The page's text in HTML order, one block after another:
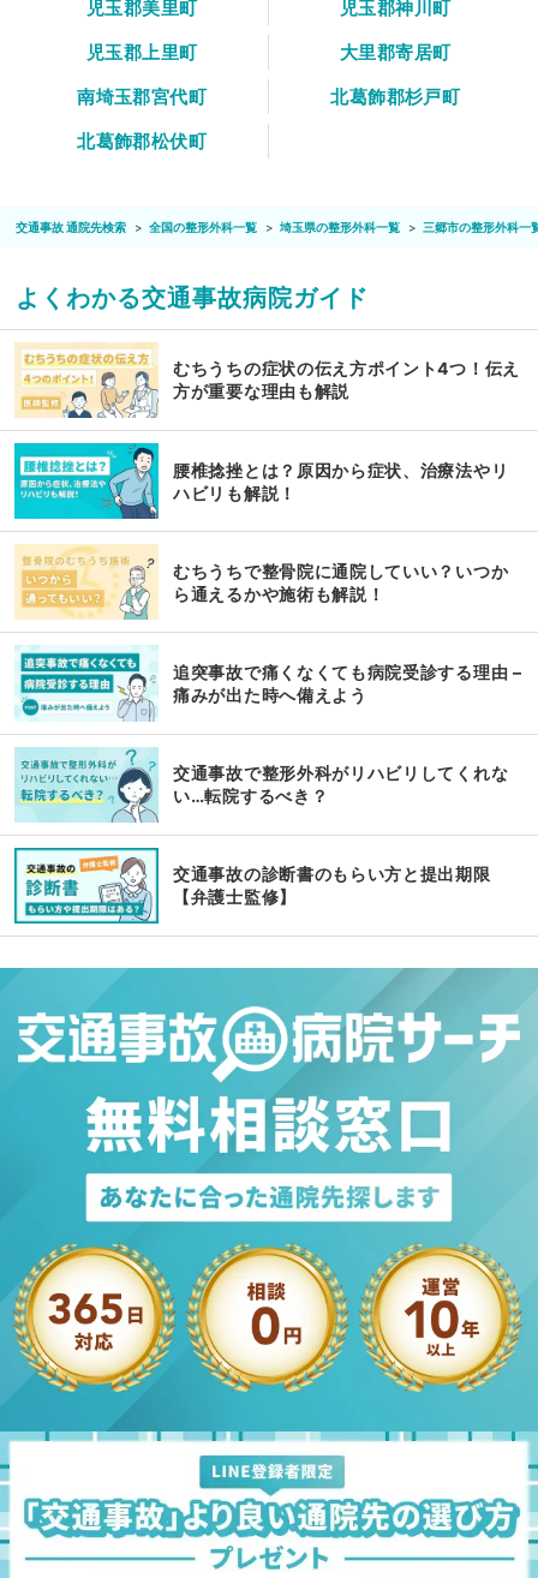
児玉郡美里町
児玉郡神川町
児玉郡上里町
大里郡寄居町
南埼玉郡宮代町
北葛飾郡杉戸町
北葛飾郡松伏町
交通事故 通院先検索 全国の整形外科一覧 埼玉県の整形外科一覧 三郷市の整形外科一
よくわかる交通事故病院ガイド
むちうちの症状の伝え方ポイント4つ！伝え
方が重要な理由も解説
腰椎捻挫とは？原因から症状、治療法やリ
ハビリも解説！
むちうちで整骨院に通院していい？いつか
ら通えるかや施術も解説！
追突事故で痛くなくても病院受診する理由 –
痛みが出た時へ備えよう
交通事故で整形外科がリハビリしてくれな
い…転院するべき？
交通事故の診断書のもらい方と提出期限
【弁護士監修】